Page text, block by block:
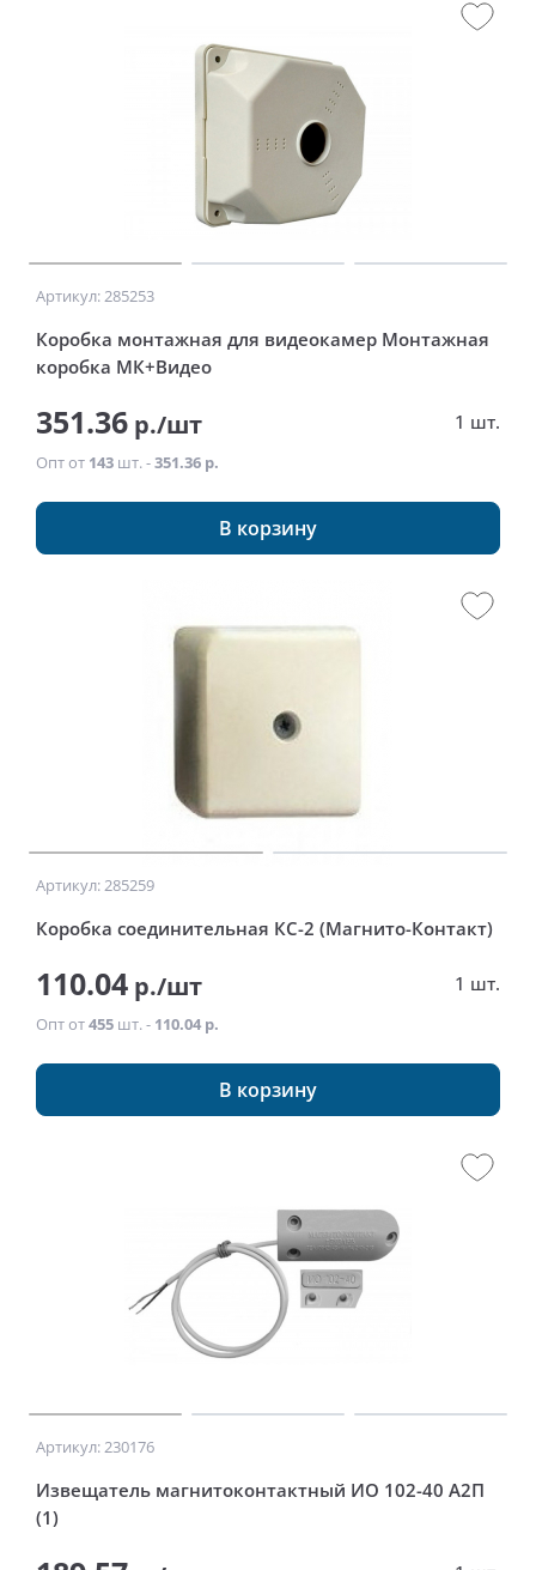
Артикул: 285253
Коробка монтажная для видеокамер Монтажная
коробка МК+Видео
351.36 р./шт 1 шт.
Опт от 143 шт. -351.36 р.
В корзину
Артикул: 285259
Коробка соединительная КС-2 (Магнито-Контакт)
110.04 р./шт 1 шт.
Опт от455 шт. - 110.04 р.
В корзину
Артикул: 230176
Извещатель магнитоконтактный ИО 102-40 А2П
(1)